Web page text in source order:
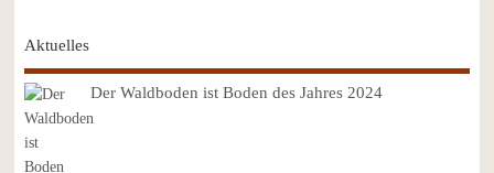
Aktuelles
Der Waldboden ist Boden des Jahres 2024